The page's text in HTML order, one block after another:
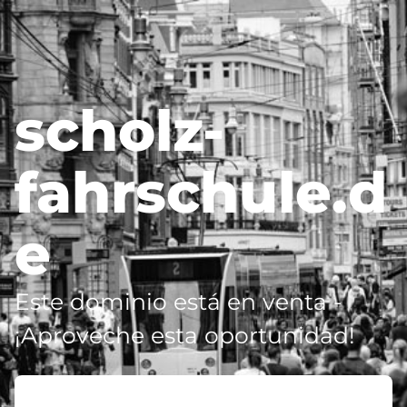
scholz-
fahrschule.d
e
Este dominio está en venta -
¡Aproveche esta oportunidad!